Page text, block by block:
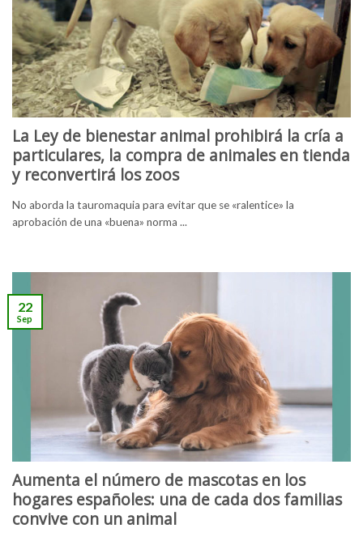
La Ley de bienestar animal prohibirá la cría a
particulares, la compra de animales en tienda
y reconvertirá los zoos
No aborda la tauromaquia para evitar que se «ralentice» la
aprobación de una «buena» norma ...
Aumenta el número de mascotas en los
hogares españoles: una de cada dos familias
convive con un animal
22
Sep